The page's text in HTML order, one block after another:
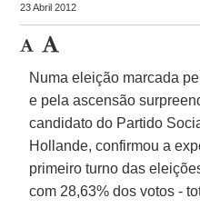
23 Abril 2012
Numa eleição marcada
e pela ascensão
candidato do Partido
Hollande, confirmou a
primeiro turno das
com 28,63% dos votos -